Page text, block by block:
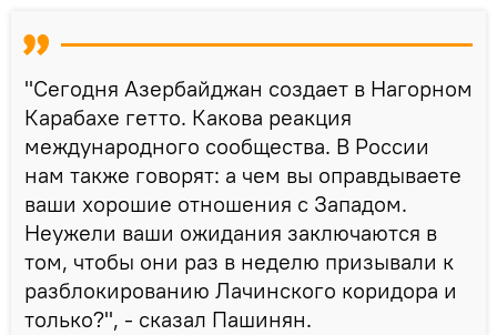
"Сегодня Азербайджан создает в Нагорном
Карабахе гетто. Какова реакция
международного сообщества. В России
нам также говорят: а чем вы оправдываете
ваши хорошие отношения с Западом.
Неужели ваши ожидания заключаются в
том, чтобы они раз в неделю призывали к
разблокированию Лачинского коридора и
только?", - сказал Пашинян.